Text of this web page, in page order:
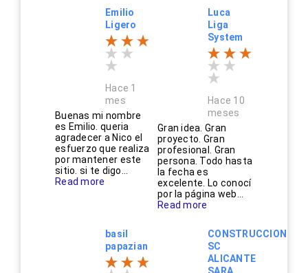
Emilio
Ligero
Hace 1
mes
Buenas mi nombre
es Emilio. queria
agradecer a Nico el
esfuerzo que realiza
por mantener este
sitio. si te digo...
Read more
Luca
Liga
System
Hace 10
meses
Gran idea. Gran
proyecto. Gran
profesional. Gran
persona. Todo hasta
la fecha es
excelente. Lo conocí
por la página web...
Read more
basil
papazian
CONSTRUCCIONES
SC
ALICANTE